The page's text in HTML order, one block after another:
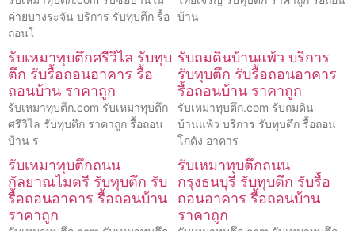
ค่ายบางระจัน บริการ รับทุบตึก รื้อ
ถอนโ
บ้าน
รับเหมาทุบตึกศรีวิไล รับทุบ
ตึก รับรื้อถอนอาคาร รื้อ
ถอนบ้าน ราคาถูก
รับเหมาทุบตึก.com รับเหมาทุบตึก
ศรีวิไล รับทุบตึก ราคาถูก รื้อถอน
บ้าน ร
รับถมดินบ้านแพ้ว บริการ
รับทุบตึก รับรื้อถอนอาคาร
รื้อถอนบ้าน ราคาถูก
รับเหมาทุบตึก.com รับถมดิน
บ้านแพ้ว บริการ รับทุบตึก รื้อถอน
โกดัง อาคาร
รับเหมาทุบตึกถนน
กัลยาณไมตรี รับทุบตึก รับ
รื้อถอนอาคาร รื้อถอนบ้าน
ราคาถูก
รับเหมาทุบตึกถนน
กรุงธนบุรี รับทุบตึก รับรื้อ
ถอนอาคาร รื้อถอนบ้าน
ราคาถูก